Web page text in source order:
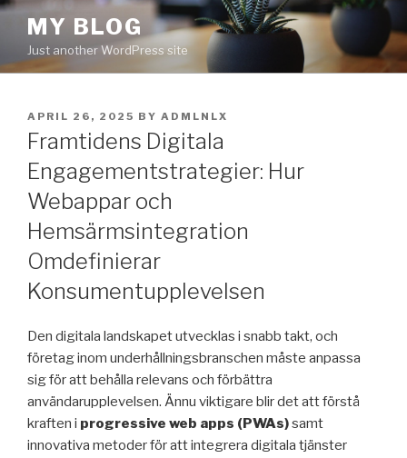
Skip
content
MY BLOG
Just another WordPress site
POSTED
ON
APRIL 26, 2025 BY ADMLNLX
Framtidens Digitala
Engagementstrategier: Hur
Webappar och
Hemsärmsintegration
Omdefinierar
Konsumentupplevelsen
Den digitala landskapet utvecklas i snabb takt, och
företag inom underhållningsbranschen måste anpassa
sig för att behålla relevans och förbättra
användarupplevelsen. Ännu viktigare blir det att förstå
kraften i progressive web apps (PWAs)samt
innovativa metoder för att integrera digitala tjänster